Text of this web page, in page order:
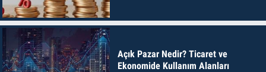
Açık Pazar Nedir? Ticaret ve
Ekonomide Kullanım Alanları